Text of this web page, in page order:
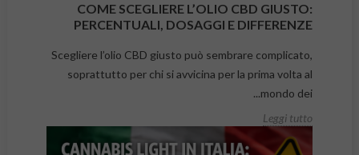
COME SCEGLIERE L’OLIO CBD GIUSTO:
PERCENTUALI, DOSAGGI E DIFFERENZE
Scegliere l’olio CBD giusto può sembrare complicato,
soprattutto per chi si avvicina per la prima volta al
mondo dei...
Leggi tutto